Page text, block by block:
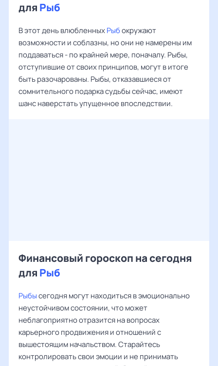
для Рыб
В этот день влюбленныхРыбокружают
возможности и соблазны, но они не намерены им
поддаваться - по крайней мере, поначалу. Рыбы,
отступившие от своих принципов, могут в итоге
быть разочарованы. Рыбы, отказавшиеся от
сомнительного подарка судьбы сейчас, имеют
шанс наверстать упущенное впоследствии.
Финансовый гороскоп на сегодня
для Рыб
Рыбысегодня могут находиться в эмоционально
неустойчивом состоянии, что может
неблагоприятно отразится на вопросах
карьерного продвижения и отношений с
вышестоящим начальством. Старайтесь
контролировать свои эмоции и не принимать